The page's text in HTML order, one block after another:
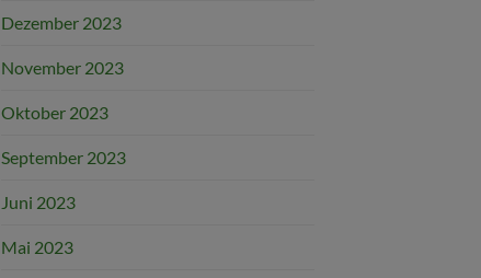
Dezember 2023
November 2023
Oktober 2023
September 2023
Juni 2023
Mai 2023